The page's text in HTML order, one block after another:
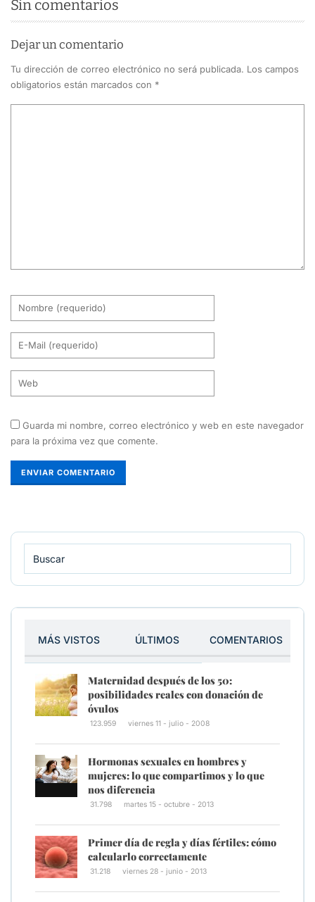
Sin comentarios
Dejar un comentario
Tu dirección de correo electrónico no será publicada. Los campos
obligatorios están marcados con *
Guarda mi nombre, correo electrónico y web en este navegador
para la próxima vez que comente.
MÁS VISTOS ÚLTIMOS COMENTARIOS
Maternidad después de los 50:
posibilidades reales con donación de
óvulos
123.959 viernes 11 - julio - 2008
Hormonas sexuales en hombres y
mujeres: lo que compartimos y lo que
nos diferencia
31.798 martes 15 - octubre - 2013
Primer día de regla y días fértiles: cómo
calcularlo correctamente
31.218 viernes 28 - junio - 2013